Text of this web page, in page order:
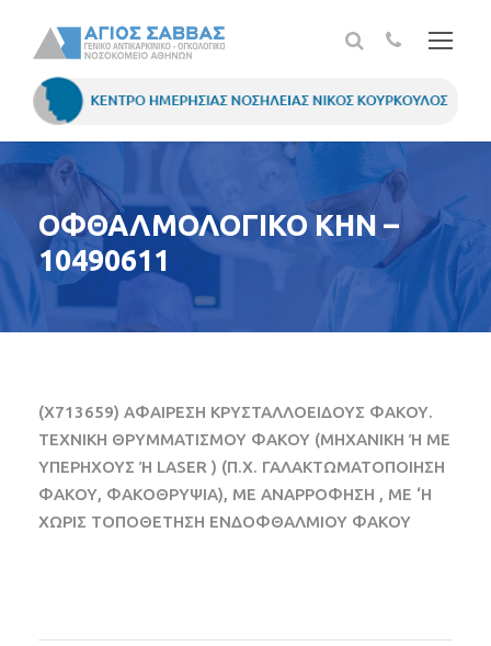
ΟΦΘΑΛΜΟΛΟΓΙΚΟ ΚΗΝ –
10490611
(X713659) ΑΦΑΙΡΕΣΗ ΚΡΥΣΤΑΛΛΟΕΙΔΟΥΣ ΦΑΚΟΥ.
ΤΕΧΝΙΚΗ ΘΡΥΜΜΑΤΙΣΜΟΥ ΦΑΚΟΥ (ΜΗΧΑΝΙΚΗ Ή ΜΕ
ΥΠΕΡΗΧΟΥΣ Ή LASER ) (Π.Χ. ΓΑΛΑΚΤΩΜΑΤΟΠΟΙΗΣΗ
ΦΑΚΟΥ, ΦΑΚΟΘΡΥΨΙΑ), ΜΕ ΑΝΑΡΡΟΦΗΣΗ , ΜΕ ‘Η
ΧΩΡΙΣ ΤΟΠΟΘΕΤΗΣΗ ΕΝΔΟΦΘΑΛΜΙΟΥ ΦΑΚΟΥ